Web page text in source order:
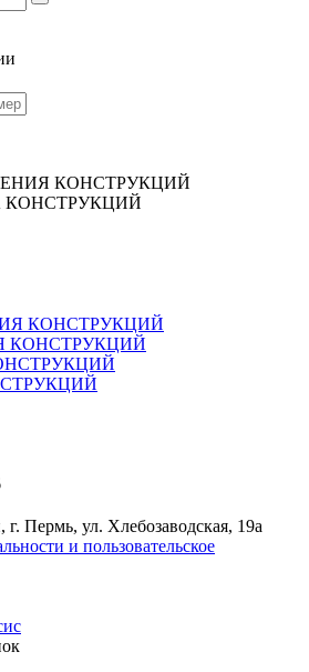
КОНСТРУКЦИЙ
КОНСТРУКЦИЙ
Пермь, ул. Хлебозаводская, 19а
и пользовательское